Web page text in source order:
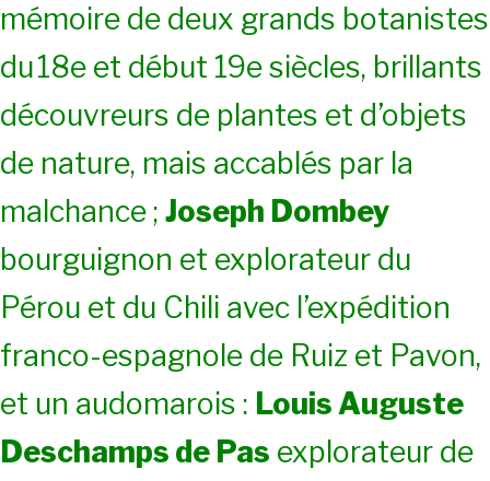
mémoire de deux grands botanistes
du18e et début 19e siècles, brillants
découvreurs de plantes et d’objets
de nature, mais accablés par la
malchance ; Joseph Dombey
bourguignon et explorateur du
Pérou et du Chili avec l’expédition
franco-espagnole de Ruiz et Pavon,
et un audomarois : Louis Auguste
Deschamps de Pas explorateur de